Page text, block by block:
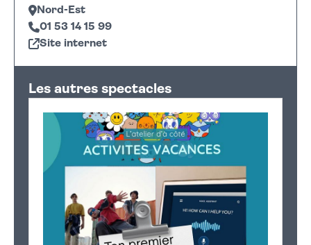
Nord-Est
01 53 14 15 99
Site internet
+
−
Les autres spectacles